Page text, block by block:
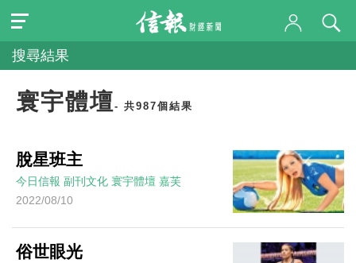
搜尋結果
寰宇體壇- 共987個結果
脫星班主
今日信報 副刊文化 寰宇體壇 嘉芙
2022/08/10
俗世眼光